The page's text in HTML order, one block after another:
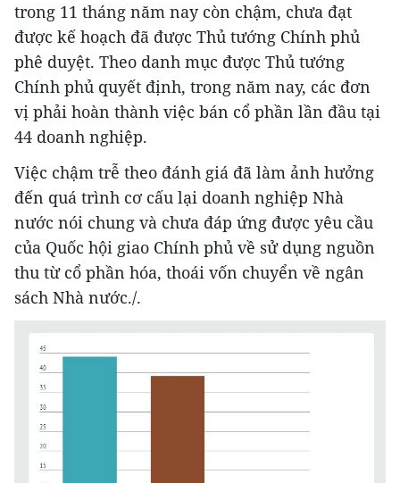
trong 11 tháng năm nay còn chậm, chưa đạt
được kế hoạch đã được Thủ tướng Chính phủ
phê duyệt. Theo danh mục được Thủ tướng
Chính phủ quyết định, trong năm nay, các đơn
vị phải hoàn thành việc bán cổ phần lần đầu tại
44 doanh nghiệp.
Việc chậm trễ theo đánh giá đã làm ảnh hưởng
đến quá trình cơ cấu lại doanh nghiệp Nhà
nước nói chung và chưa đáp ứng được yêu cầu
của Quốc hội giao Chính phủ về sử dụng nguồn
thu từ cổ phần hóa, thoái vốn chuyển về ngân
sách Nhà nước./.